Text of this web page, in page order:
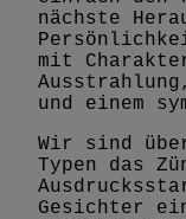
nächste
mit
und einem
Wir sind
Typen das
Gesichter